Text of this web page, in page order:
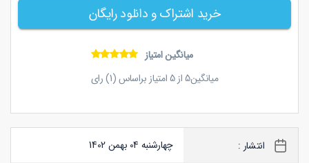
خرید اشتراک و دانلود رایگان
میانگین امتیاز
میانگین5از5امتیاز براساس (1) رای
انتشار : چهارشنبه 04 بهمن 1402